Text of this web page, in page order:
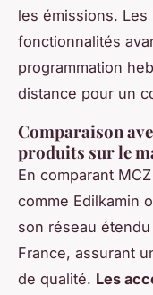
les émissions.
fonctionnalités
programmation
distance pour un
Comparaison
produits sur le
En comparant
comme Edilkamin
son réseau
France, assurant
de qualité. Les